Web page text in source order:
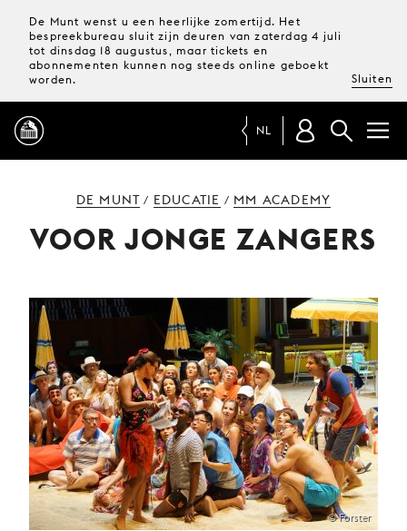
De Munt wenst u een heerlijke zomertijd. Het
bespreekbureau sluit zijn deuren van zaterdag 4 juli
tot dinsdag 18 augustus, maar tickets en
abonnementen kunnen nog steeds online geboekt
worden.
Sluiten
MAGAZINE
TICKETS &
ABONNEMENTEN
UW
BEZOEK
JONG
PUBLIEK
DE
MUNT
NL
DE MUNT / EDUCATIE / MM ACADEMY
VOOR JONGE ZANGERS
© Forster